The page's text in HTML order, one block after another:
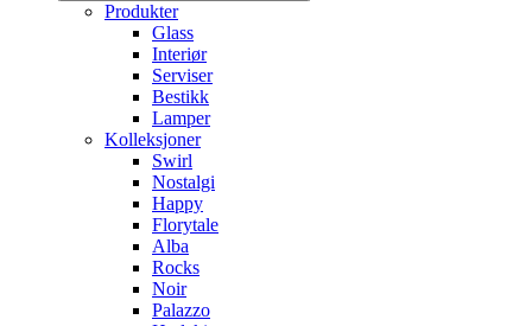
Produkter
Glass
Interiør
Serviser
Bestikk
Lamper
Kolleksjoner
Swirl
Nostalgi
Happy
Florytale
Alba
Rocks
Noir
Palazzo